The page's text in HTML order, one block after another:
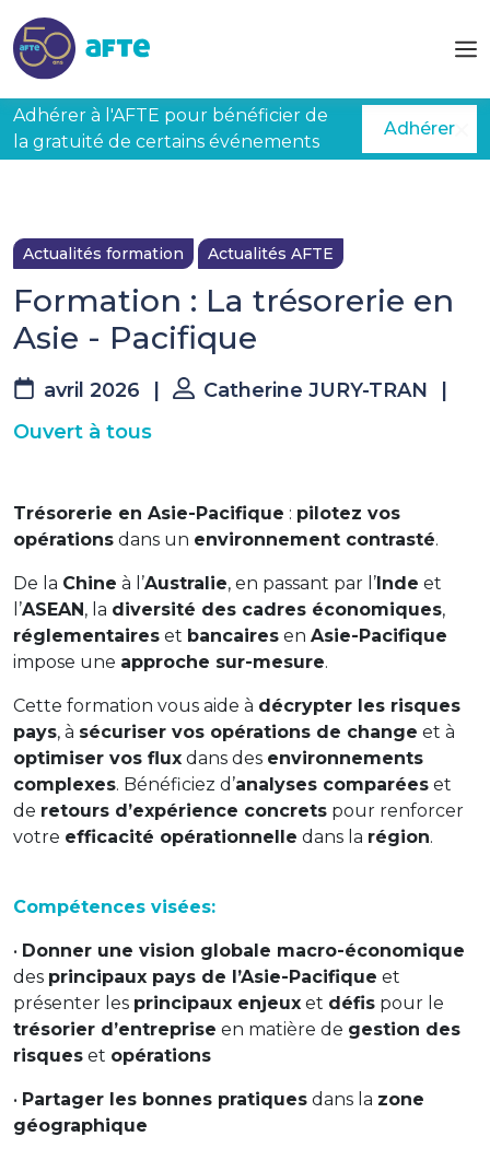
Adhérer à l'AFTE pour bénéficier de
la gratuité de certains événements
Adhérer
Actualités formation Actualités AFTE
Formation : La trésorerie en
Asie - Pacifique
avril 2026 Catherine JURY-TRAN
Ouvert à tous
Trésorerie en Asie-Pacifique : pilotez vos
opérations dans un environnement contrasté.
De la Chine à l’Australie, en passant par l’Inde et
l’ASEAN, la diversité des cadres économiques,
réglementaires et bancaires en Asie-Pacifique
impose une approche sur-mesure.
Cette formation vous aide à décrypter les risques
pays, à sécuriser vos opérations de change et à
optimiser vos flux dans des environnements
complexes. Bénéficiez d’analyses comparées et
de retours d’expérience concrets pour renforcer
votre efficacité opérationnelle dans la région.
Compétences visées:
• Donner une vision globale macro-économique
des principaux pays de l’Asie-Pacifique et
présenter les principaux enjeux et défis pour le
trésorier d’entreprise en matière de gestion des
risques et opérations
• Partager les bonnes pratiques dans la zone
géographique